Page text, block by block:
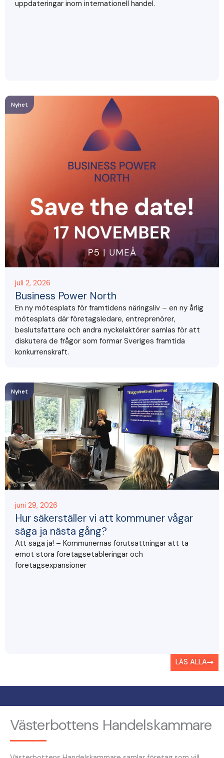
uppdateringar inom internationell handel.
Nyhet
juli 2, 2026
Business Power North
En ny mötesplats för framtidens näringsliv – en ny årlig
mötesplats där företagsledare, entreprenörer,
beslutsfattare och andra nyckelaktörer samlas för att
diskutera de frågor som formar Sveriges framtida
konkurrenskraft.
Nyhet
juni 29, 2026
Hur säkerställer vi att kommuner vågar
säga ja nästa gång?
Att säga ja! – Kommunernas förutsättningar att ta
emot stora företagsetableringar och
företagsexpansioner
LÄS ALLA
Västerbottens Handelskammare